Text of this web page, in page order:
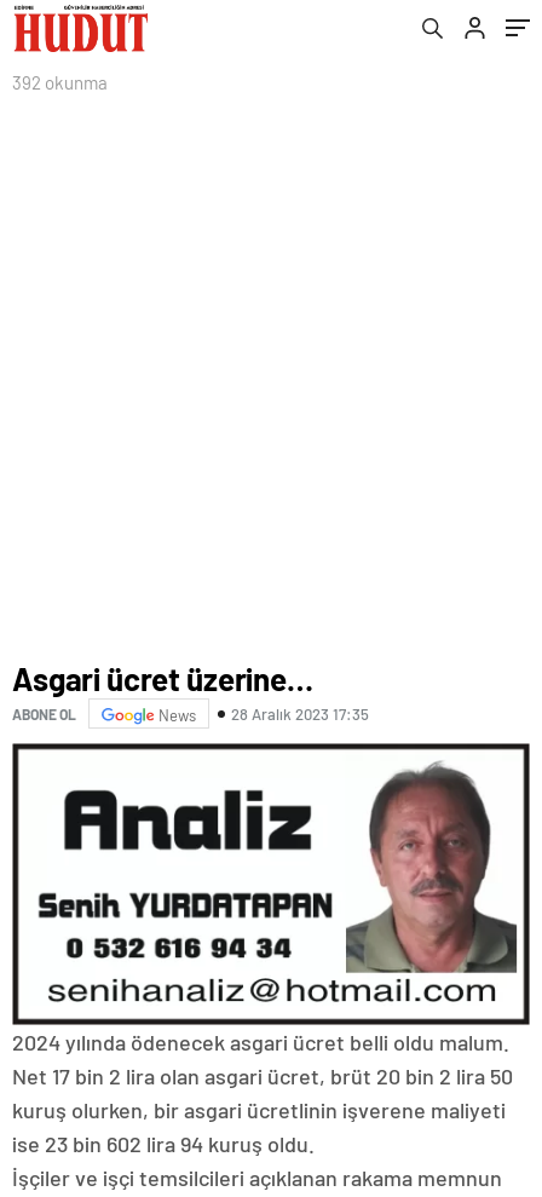
392 okunma
Asgari ücret üzerine…
ABONE OL News 28 Aralık 2023 17:35
2024 yılında ödenecek asgari ücret belli oldu malum.
Net 17 bin 2 lira olan asgari ücret, brüt 20 bin 2 lira 50
kuruş olurken, bir asgari ücretlinin işverene maliyeti
ise 23 bin 602 lira 94 kuruş oldu.
İşçiler ve işçi temsilcileri açıklanan rakama memnun